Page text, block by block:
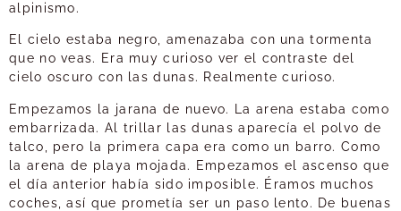
alpinismo.
El cielo estaba negro, amenazaba con una tormenta
que no veas. Era muy curioso ver el contraste del
cielo oscuro con las dunas. Realmente curioso.
Empezamos la jarana de nuevo. La arena estaba como
embarrizada. Al trillar las dunas aparecía el polvo de
talco, pero la primera capa era como un barro. Como
la arena de playa mojada. Empezamos el ascenso que
el día anterior había sido imposible. Éramos muchos
coches, así que prometía ser un paso lento. De buenas